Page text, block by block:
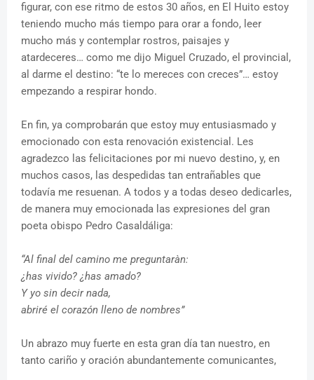
figurar, con ese ritmo de estos 30 años, en El Huito estoy
teniendo mucho más tiempo para orar a fondo, leer
mucho más y contemplar rostros, paisajes y
atardeceres… como me dijo Miguel Cruzado, el provincial,
al darme el destino: “te lo mereces con creces”… estoy
empezando a respirar hondo.
En fin, ya comprobarán que estoy muy entusiasmado y
emocionado con esta renovación existencial. Les
agradezco las felicitaciones por mi nuevo destino, y, en
muchos casos, las despedidas tan entrañables que
todavía me resuenan. A todos y a todas deseo dedicarles,
de manera muy emocionada las expresiones del gran
poeta obispo Pedro Casaldáliga:
“Al final del camino me preguntaràn:
¿has vivido? ¿has amado?
Y yo sin decir nada,
abriré el corazón lleno de nombres”
Un abrazo muy fuerte en esta gran día tan nuestro, en
tanto cariño y oración abundantemente comunicantes,